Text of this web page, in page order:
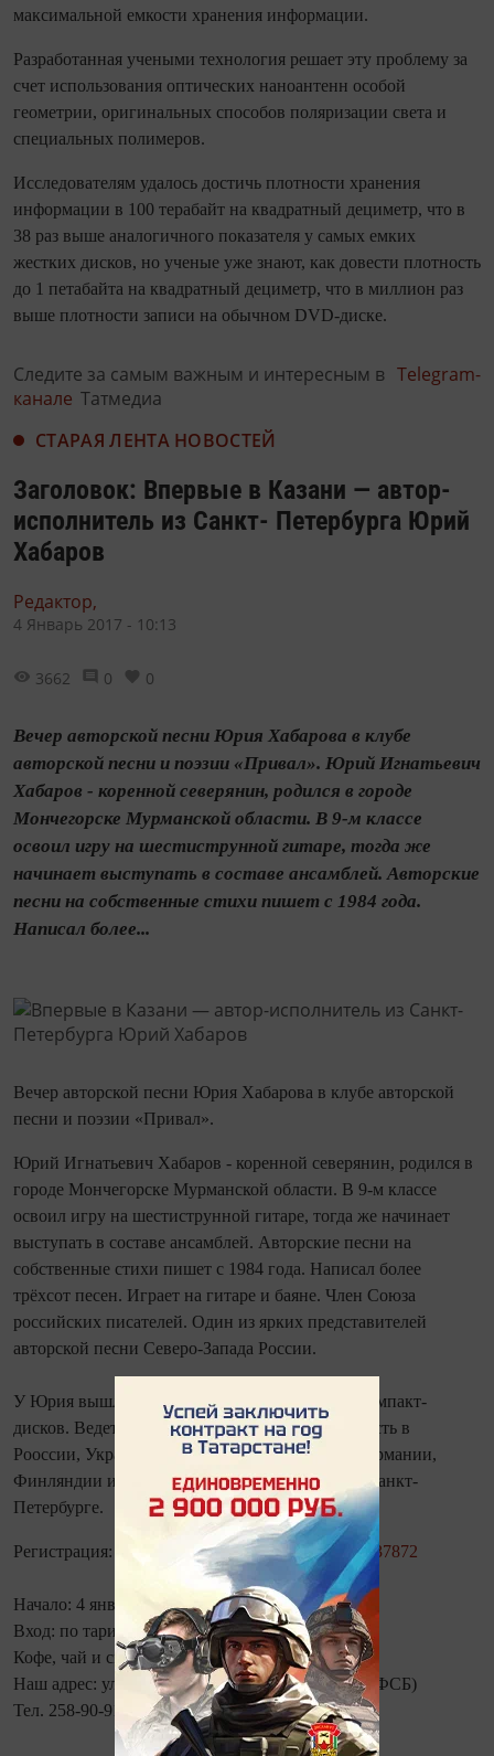
максимальной емкости хранения информации.
Разработанная учеными технология решает эту проблему за
счет использования оптических наноантенн особой
геометрии, оригинальных способов поляризации света и
специальных полимеров.
Исследователям удалось достичь плотности хранения
информации в 100 терабайт на квадратный дециметр, что в
38 раз выше аналогичного показателя у самых емких
жестких дисков, но ученые уже знают, как довести плотность
до 1 петабайта на квадратный дециметр, что в миллион раз
выше плотности записи на обычном DVD-диске.
Следите за самым важным и интересным в Telegram-
канале Татмедиа
СТАРАЯ ЛЕНТА НОВОСТЕЙ
Заголовок: Впервые в Казани — автор-
исполнитель из Санкт- Петербурга Юрий
Хабаров
Редактор,
4 Январь 2017 - 10:13
3662 0 0
Вечер авторской песни Юрия Хабарова в клубе
авторской песни и поэзии «Привал». Юрий Игнатьевич
Хабаров - коренной северянин, родился в городе
Мончегорске Мурманской области. В 9-м классе
освоил игру на шестиструнной гитаре, тогда же
начинает выступать в составе ансамблей. Авторские
песни на собственные стихи пишет с 1984 года.
Написал более...
Вечер авторской песни Юрия Хабарова в клубе авторской
песни и поэзии «Привал».
Юрий Игнатьевич Хабаров - коренной северянин, родился в
городе Мончегорске Мурманской области. В 9-м классе
освоил игру на шестиструнной гитаре, тогда же начинает
выступать в составе ансамблей. Авторские песни на
собственные стихи пишет с 1984 года. Написал более
трёхсот песен. Играет на гитаре и баяне. Член Союза
российских писателей. Один из ярких представителей
авторской песни Северо-Запада России.
У Юрия вышли в свет две книги и несколько компакт-
дисков. Ведет активную концертную деятельность в
Рооссии, Украине, Молдове, Приднестровье, Германии,
Финляндии и США. С 2006 года проживает в Санкт-
Петербурге.
Регистрация: https://vk.com/topic-135864399_35037872
Начало: 4 января в 19:00
Вход: по тарифам кофейни «New York Koffee»
Кофе, чай и снеки включены в стоимость
Наш адрес: ул. Б. Красная, 34 (напротив здания ФСБ)
Тел. 258-90-91, 8 960 036-09-35.